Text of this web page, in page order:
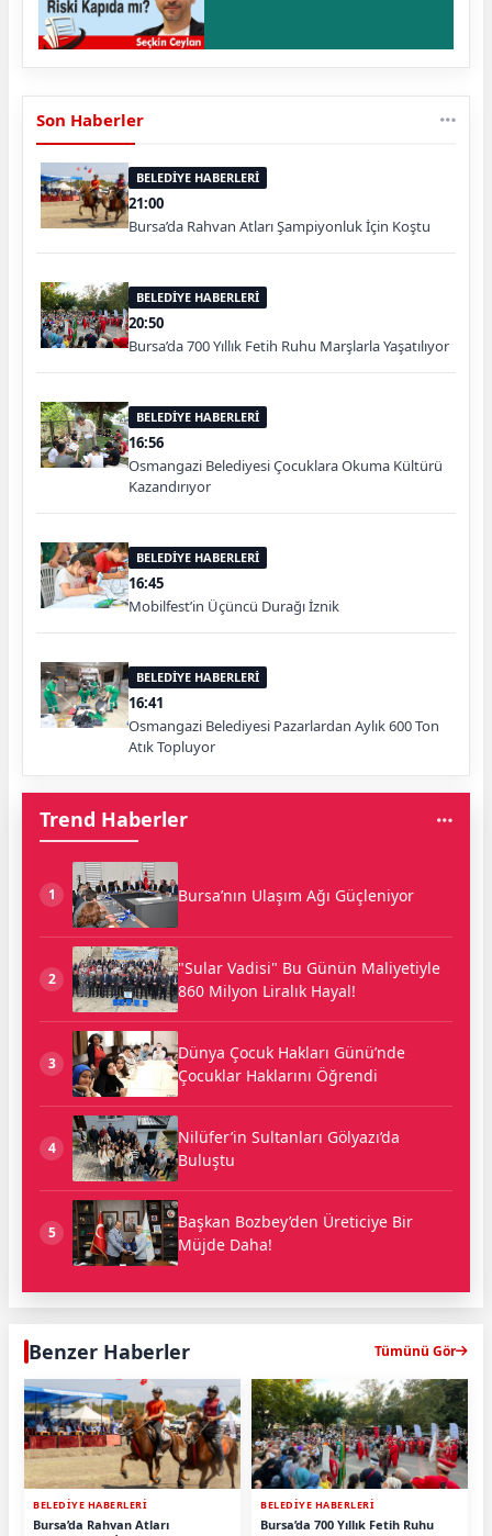
Son Haberler
BELEDİYE HABERLERİ
21:00
Bursa’da Rahvan Atları Şampiyonluk İçin Koştu
BELEDİYE HABERLERİ
20:50
Bursa’da 700 Yıllık Fetih Ruhu Marşlarla Yaşatılıyor
BELEDİYE HABERLERİ
16:56
Osmangazi Belediyesi Çocuklara Okuma Kültürü
Kazandırıyor
BELEDİYE HABERLERİ
16:45
Mobilfest’in Üçüncü Durağı İznik
BELEDİYE HABERLERİ
16:41
Osmangazi Belediyesi Pazarlardan Aylık 600 Ton
Atık Topluyor
Trend Haberler
1 Bursa’nın Ulaşım Ağı Güçleniyor
2
"Sular Vadisi" Bu Günün Maliyetiyle
860 Milyon Liralık Hayal!
3
Dünya Çocuk Hakları Günü’nde
Çocuklar Haklarını Öğrendi
4
Nilüfer’in Sultanları Gölyazı’da
Buluştu
5
Başkan Bozbey’den Üreticiye Bir
Müjde Daha!
Benzer Haberler Tümünü Gör
BELEDİYE HABERLERİ
Bursa’da Rahvan Atları
BELEDİYE HABERLERİ
Bursa’da 700 Yıllık Fetih Ruhu